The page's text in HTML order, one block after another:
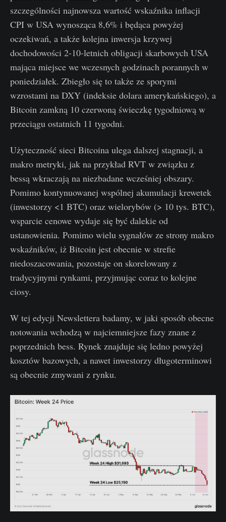
szczególności najnowsza wartość wskaźnika inflacji
CPI w USA wynosząca 8,6% i będąca powyżej
oczekiwań, a także kolejna inwersja krzywej
dochodowości 2-10-letnich obligacji skarbowych USA
mająca miejsce we wczesnych godzinach porannych w
poniedziałek. Zbiegło się to także ze sporymi
wzrostami na DXY (indeksie dolara amerykańskiego), a
Bitcoin zamkną 10 czerwoną świeczkę tygodniową w
przeciągu ostatnich 11 tygodni.
Użyteczność sieci Bitcoina ulega dalszej stagnacji, a
makro metryki, jak na przykład RVT w związku z
bessą wkraczają na niezbadane wcześniej obszary.
Pomimo kontynuowanej wspólnej akumulacji krewetek
(inwestorzy <1 BTC) oraz wielorybów (> 10 tys. BTC),
wsparcie cenowe wydaje się być dalekie od
ustanowienia. Pomimo wielu sygnałów ze strony makro
wskaźników, iż Bitcoin jest obecnie w strefie
niedoszacowania, pozostaje on skorelowany z
tradycyjnymi rynkami, przyjmując coraz to kolejne
ciosy.
W tej edycji Newslettera badamy, w jaki sposób obecne
notowania wchodzą w najciemniejsze fazy znane z
poprzednich bess. Rynek znajduje się ledno powyżej
kosztów bazowych, a nawet inwestorzy długoterminowi
są obecnie zmywani z rynku.